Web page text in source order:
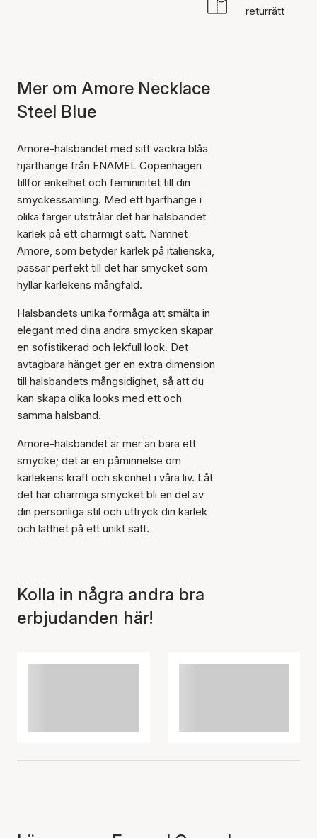
Artikeln har lagts till i
returrätt
Mer om Amore Necklace
Steel Blue
Amore-halsbandet med sitt vackra blåa
hjärthänge från ENAMEL Copenhagen
tillför enkelhet och femininitet till din
smyckessamling. Med ett hjärthänge i
olika färger utstrålar det här halsbandet
kärlek på ett charmigt sätt. Namnet
Amore, som betyder kärlek på italienska,
passar perfekt till det här smycket som
hyllar kärlekens mångfald.
Halsbandets unika förmåga att smälta in
elegant med dina andra smycken skapar
en sofistikerad och lekfull look. Det
avtagbara hänget ger en extra dimension
till halsbandets mångsidighet, så att du
kan skapa olika looks med ett och
samma halsband.
Amore-halsbandet är mer än bara ett
smycke; det är en påminnelse om
kärlekens kraft och skönhet i våra liv. Låt
det här charmiga smycket bli en del av
din personliga stil och uttryck din kärlek
och lätthet på ett unikt sätt.
Kolla in några andra bra
erbjudanden här!